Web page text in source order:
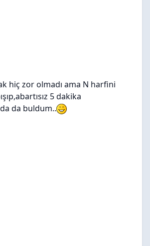
hiç zor olmadı ama N harfini
5 dakika
da buldum..